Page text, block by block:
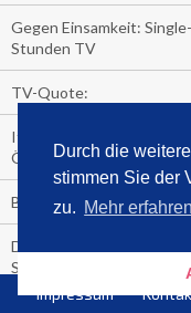
Durch die
stimmen Sie der
zu. Mehr erfahren
Gegen Einsamkeit:
Stunden TV
TV-Quote:
Italienisches Kochbuch
Österreich und Schweiz
Blick in die Garage der
Die Deutschen
Schweizer noch
Impressum